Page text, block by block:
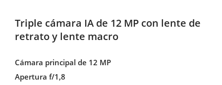
Triple cámara IA de 12 MP con lente de
retrato y lente macro
Cámara principal de 12 MP
Apertura f/1,8